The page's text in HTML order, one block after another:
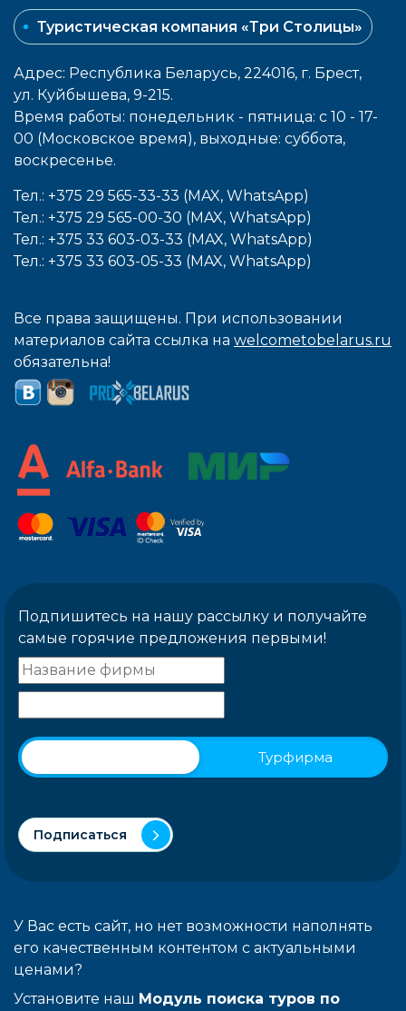
Туристическая компания «Три Столицы»
Адрес: Республика Беларусь, 224016, г. Брест,
ул. Куйбышева, 9-215.
Время работы: понедельник - пятница: с 10 - 17-
00 (Московское время), выходные: cуббота,
воcкресенье.
Тел.: +375 29 565-33-33 (MAX, WhatsApp)
Тел.: +375 29 565-00-30 (MAX, WhatsApp)
Тел.: +375 33 603-03-33 (MAX, WhatsApp)
Тел.: +375 33 603-05-33 (MAX, WhatsApp)
Все права защищены. При использовании
материалов сайта ссылка на welcometobelarus.ru
обязательна!
Подпишитесь на нашу рассылку и получайте
самые горячие предложения первыми!
Турфирма
Подписаться
У Вас есть сайт, но нет возможности наполнять
его качественным контентом с актуальными
ценами?
Установите наш Модуль поиска туров по